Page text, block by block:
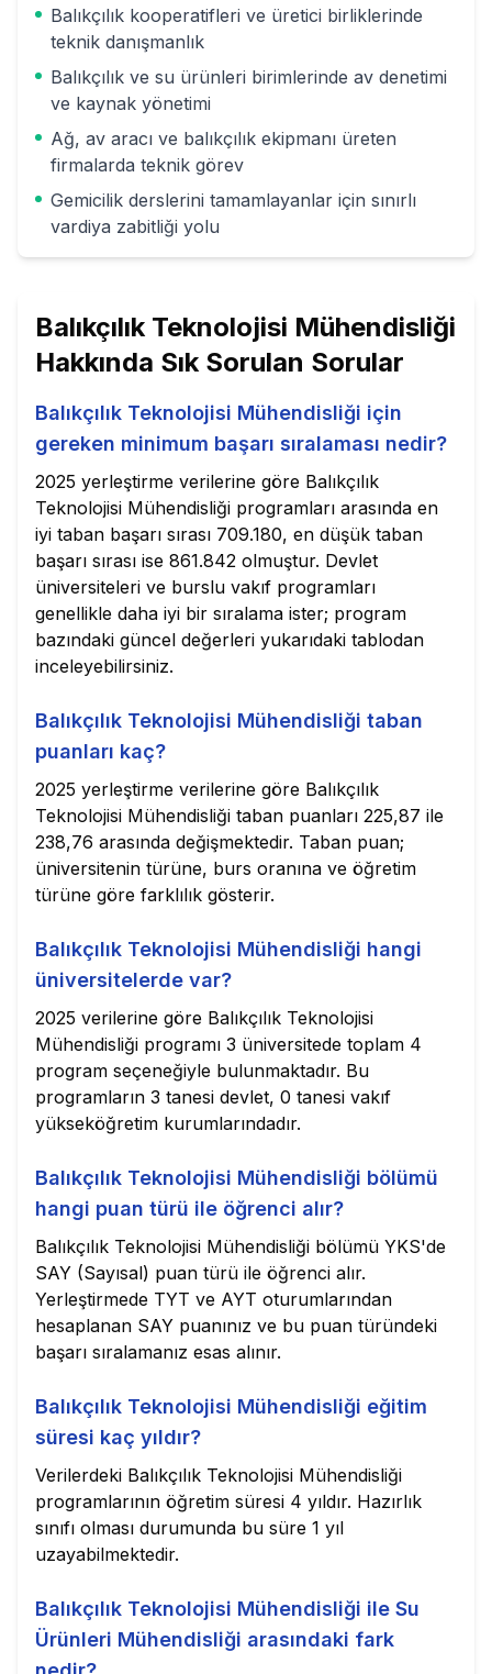
Balıkçılık kooperatifleri ve üretici birliklerinde
teknik danışmanlık
Balıkçılık ve su ürünleri birimlerinde av denetimi
ve kaynak yönetimi
Ağ, av aracı ve balıkçılık ekipmanı üreten
firmalarda teknik görev
Gemicilik derslerini tamamlayanlar için sınırlı
vardiya zabitliği yolu
Balıkçılık Teknolojisi Mühendisliği
Hakkında Sık Sorulan Sorular
Balıkçılık Teknolojisi Mühendisliği için
gereken minimum başarı sıralaması nedir?
2025 yerleştirme verilerine göre Balıkçılık
Teknolojisi Mühendisliği programları arasında en
iyi taban başarı sırası 709.180, en düşük taban
başarı sırası ise 861.842 olmuştur. Devlet
üniversiteleri ve burslu vakıf programları
genellikle daha iyi bir sıralama ister; program
bazındaki güncel değerleri yukarıdaki tablodan
inceleyebilirsiniz.
Balıkçılık Teknolojisi Mühendisliği taban
puanları kaç?
2025 yerleştirme verilerine göre Balıkçılık
Teknolojisi Mühendisliği taban puanları 225,87 ile
238,76 arasında değişmektedir. Taban puan;
üniversitenin türüne, burs oranına ve öğretim
türüne göre farklılık gösterir.
Balıkçılık Teknolojisi Mühendisliği hangi
üniversitelerde var?
2025 verilerine göre Balıkçılık Teknolojisi
Mühendisliği programı 3 üniversitede toplam 4
program seçeneğiyle bulunmaktadır. Bu
programların 3 tanesi devlet, 0 tanesi vakıf
yükseköğretim kurumlarındadır.
Balıkçılık Teknolojisi Mühendisliği bölümü
hangi puan türü ile öğrenci alır?
Balıkçılık Teknolojisi Mühendisliği bölümü YKS'de
SAY (Sayısal) puan türü ile öğrenci alır.
Yerleştirmede TYT ve AYT oturumlarından
hesaplanan SAY puanınız ve bu puan türündeki
başarı sıralamanız esas alınır.
Balıkçılık Teknolojisi Mühendisliği eğitim
süresi kaç yıldır?
Verilerdeki Balıkçılık Teknolojisi Mühendisliği
programlarının öğretim süresi 4 yıldır. Hazırlık
sınıfı olması durumunda bu süre 1 yıl
uzayabilmektedir.
Balıkçılık Teknolojisi Mühendisliği ile Su
Ürünleri Mühendisliği arasındaki fark